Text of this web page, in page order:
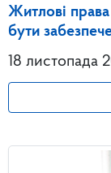
Житлові
бути
18 листопада